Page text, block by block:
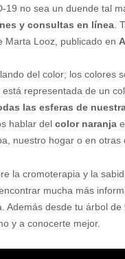
19 no sea un duende tal
y consultas en línea .
Marta Looz, publicado en
del color; los colores
representada de un
las esferas de
hablar del color naranja
nuestro hogar o en otras
la cromoterapia y la
mucha más
Además desde tu árbol
y a conocerte mejor.